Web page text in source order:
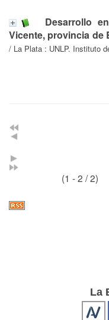
Desarrollo
Vicente, provincia de
/ La Plata : UNLP. Instituto
(1 - 2 / 2)
La